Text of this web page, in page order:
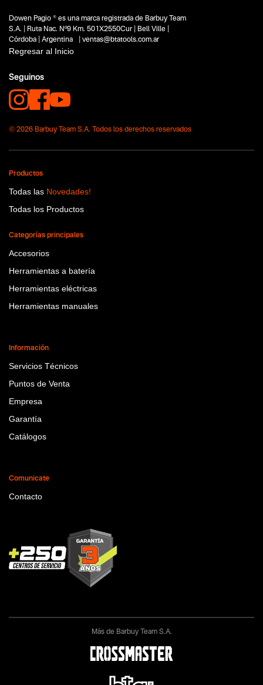
Capacidad
12V
Funcion o uso
Tecnologia
No items found.
Dowen Pagio ® es una marca registrada de Barbuy Team
S.A. | Ruta Nac. Nº9 Km. 501X2550Cur | Bell Ville |
Córdoba | Argentina | ventas@btatools.com.ar
Regresar al Inicio
Seguinos
© 2026 Barbuy Team S.A. Todos los derechos reservados
Productos
Todas las Novedades!
Todas los Productos
Categorías principales
Accesorios
Herramientas a batería
Herramientas eléctricas
Herramientas manuales
Información
Servicios Técnicos
Puntos de Venta
Empresa
Garantía
Catálogos
Comunicate
Contacto
Más de Barbuy Team S.A.